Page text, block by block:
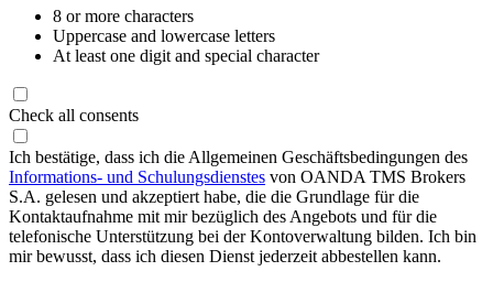
8 or more characters
Uppercase and lowercase letters
At least one digit and special character
Check all consents
Ich bestätige, dass ich die Allgemeinen Geschäftsbedingungen des
Informations- und Schulungsdienstes von OANDA TMS Brokers
S.A. gelesen und akzeptiert habe, die die Grundlage für die
Kontaktaufnahme mit mir bezüglich des Angebots und für die
telefonische Unterstützung bei der Kontoverwaltung bilden. Ich bin
mir bewusst, dass ich diesen Dienst jederzeit abbestellen kann.